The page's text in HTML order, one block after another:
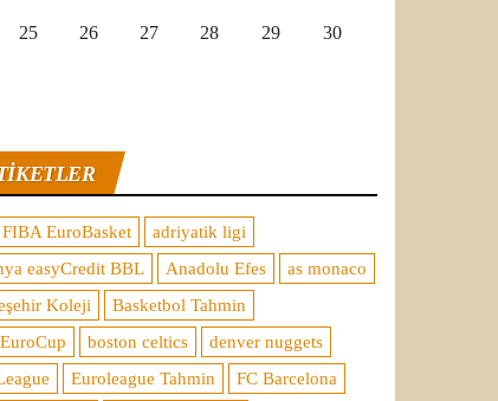
25 26 27 28 29 30
EuroBasket
adriyatik ligi
easyCredit BBL
Anadolu Efes
as monaco
Koleji
Basketbol Tahmin
boston celtics
denver nuggets
Euroleague Tahmin
FC Barcelona